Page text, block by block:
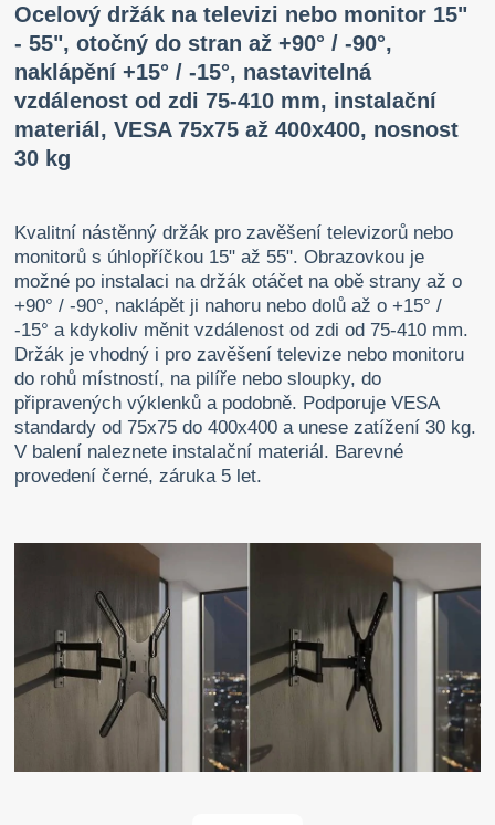
Ocelový držák na televizi nebo monitor 15"
- 55", otočný do stran až +90° / -90°,
naklápění +15° / -15°, nastavitelná
vzdálenost od zdi 75-410 mm, instalační
materiál, VESA 75x75 až 400x400, nosnost
30 kg
Kvalitní nástěnný držák pro zavěšení televizorů nebo
monitorů s úhlopříčkou 15" až 55". Obrazovkou je
možné po instalaci na držák otáčet na obě strany až o
+90° / -90°, naklápět ji nahoru nebo dolů až o +15° /
-15° a kdykoliv měnit vzdálenost od zdi od 75-410 mm.
Držák je vhodný i pro zavěšení televize nebo monitoru
do rohů místností, na pilíře nebo sloupky, do
připravených výklenků a podobně. Podporuje VESA
standardy od 75x75 do 400x400 a unese zatížení 30 kg.
V balení naleznete instalační materiál. Barevné
provedení černé, záruka 5 let.